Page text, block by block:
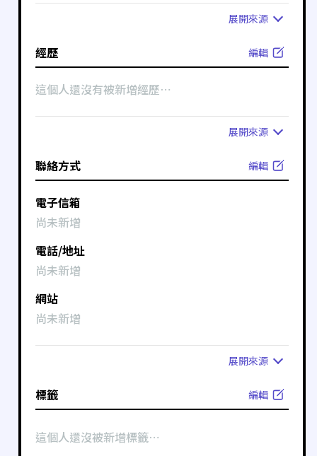
展開來源
經歷 編輯
這個人還沒有被新增經歷⋯
展開來源
聯絡方式 編輯
電子信箱
尚未新增
電話/地址
尚未新增
網站
尚未新增
展開來源
標籤 編輯
這個人還沒被新增標籤⋯